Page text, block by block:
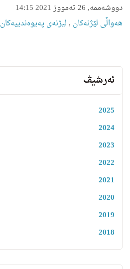
دووشەممە, 26 تەمووز 2021 14:15
هه‌واڵى لێژنه‌كان ,لیژنەی په‌یوه‌ندییه‌كان
ئەرشیڤ
2025
2024
2023
2022
2021
2020
2019
2018